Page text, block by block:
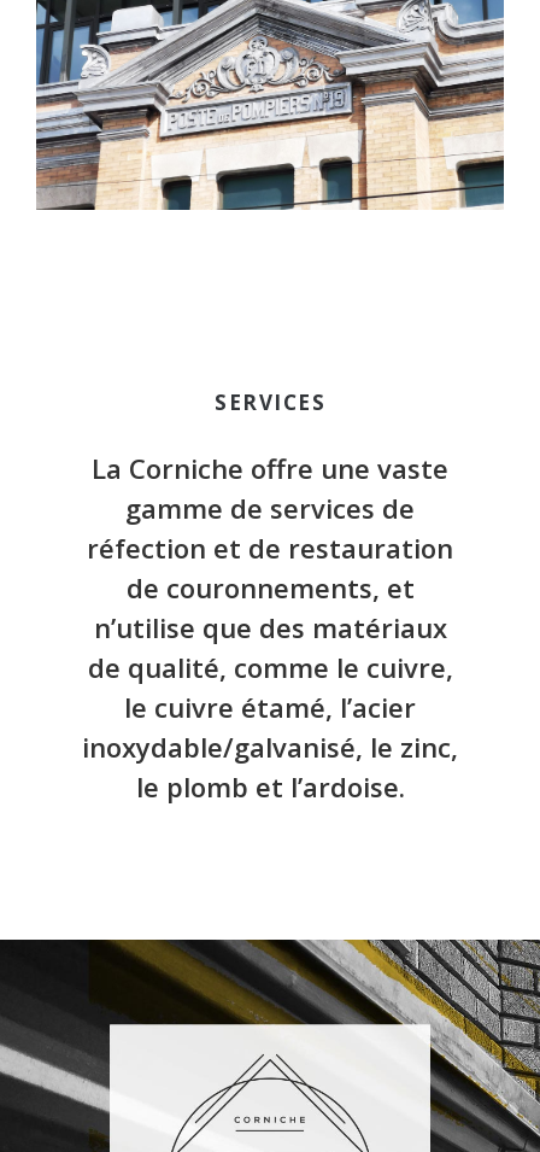
THÉATRE ESPACE LIBRE
SERVICES
La Corniche offre une vaste
gamme de services de
réfection et de restauration
de couronnements, et
n’utilise que des matériaux
de qualité, comme le cuivre,
le cuivre étamé, l’acier
inoxydable/galvanisé, le zinc,
le plomb et l’ardoise.